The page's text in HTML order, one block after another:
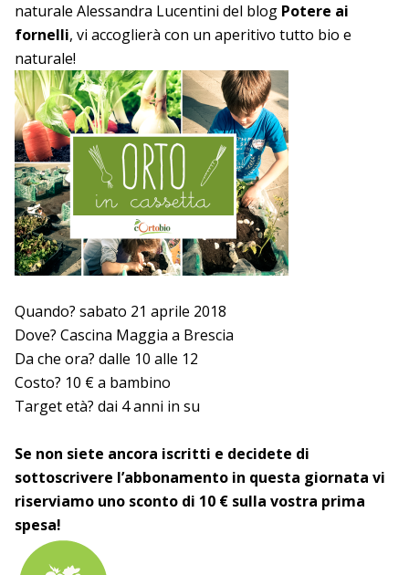
naturale Alessandra Lucentini del blog Potere ai
fornelli, vi accoglierà con un aperitivo tutto bio e
naturale!
Quando? sabato 21 aprile 2018
Dove? Cascina Maggia a Brescia
Da che ora? dalle 10 alle 12
Costo? 10 € a bambino
Target età? dai 4 anni in su
Se non siete ancora iscritti e decidete di
sottoscrivere l’abbonamento in questa giornata vi
riserviamo uno sconto di 10 € sulla vostra prima
spesa!